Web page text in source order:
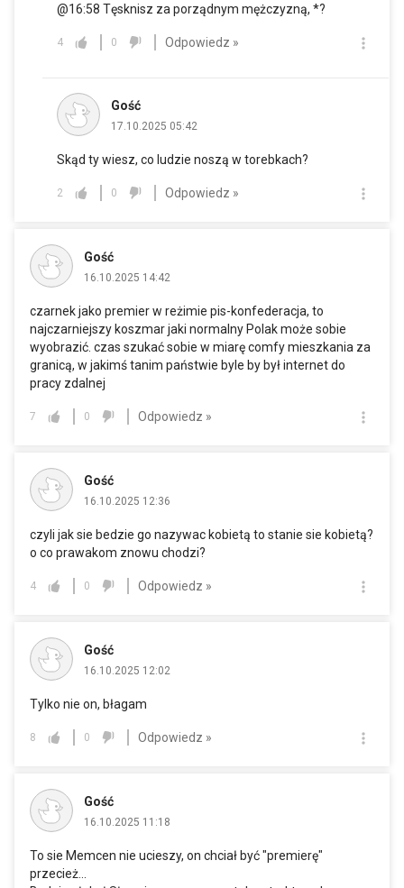
@16:58 Tęsknisz za porządnym mężczyzną, *?
4 0 Odpowiedz »
Gość
17.10.2025 05:42
Skąd ty wiesz, co ludzie noszą w torebkach?
2 0 Odpowiedz »
Gość
16.10.2025 14:42
czarnek jako premier w reżimie pis-konfederacja, to
najczarniejszy koszmar jaki normalny Polak może sobie
wyobrazić. czas szukać sobie w miarę comfy mieszkania za
granicą, w jakimś tanim państwie byle by był internet do
pracy zdalnej
7 0 Odpowiedz »
Gość
16.10.2025 12:36
czyli jak sie bedzie go nazywac kobietą to stanie sie kobietą?
o co prawakom znowu chodzi?
4 0 Odpowiedz »
Gość
16.10.2025 12:02
Tylko nie on, błagam
8 0 Odpowiedz »
Gość
16.10.2025 11:18
To sie Memcen nie ucieszy, on chciał być "premierę"
przecież...